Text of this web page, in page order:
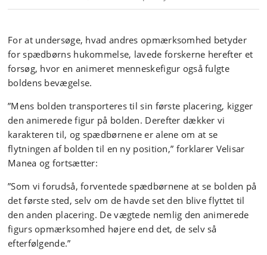
For at undersøge, hvad andres opmærksomhed betyder
for spædbørns hukommelse, lavede forskerne herefter et
forsøg, hvor en animeret menneskefigur også fulgte
boldens bevægelse.
”Mens bolden transporteres til sin første placering, kigger
den animerede figur på bolden. Derefter dækker vi
karakteren til, og spædbørnene er alene om at se
flytningen af bolden til en ny position,” forklarer Velisar
Manea og fortsætter:
”Som vi forudså, forventede spædbørnene at se bolden på
det første sted, selv om de havde set den blive flyttet til
den anden placering. De vægtede nemlig den animerede
figurs opmærksomhed højere end det, de selv så
efterfølgende.”